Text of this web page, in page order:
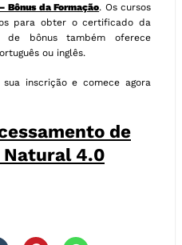
Bônus da Formação. Os cursos
para obter o certificado da
de bônus também oferece
ou inglês.
inscrição e comece agora
de
Natural 4.0